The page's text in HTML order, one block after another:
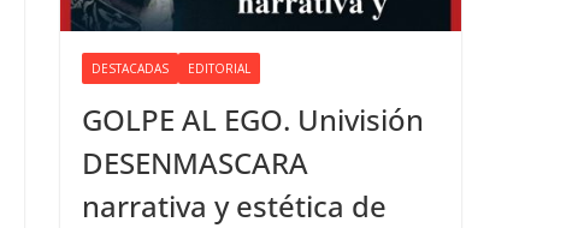
DESTACADAS EDITORIAL
GOLPE AL EGO. Univisión
DESENMASCARA
narrativa y estética de